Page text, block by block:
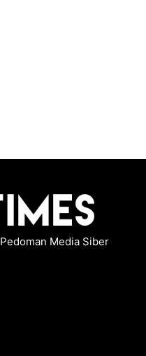
Pedoman Media Siber